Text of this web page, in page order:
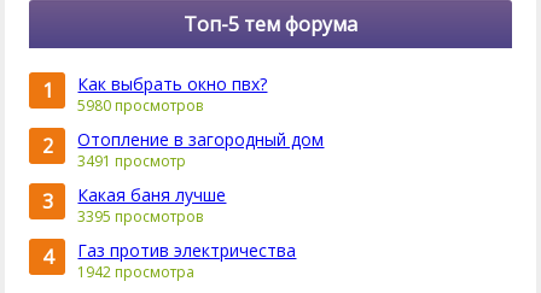
Топ-5 тем форума
1 Как выбрать окно пвх?
5980 просмотров
2 Отопление в загородный дом
3491 просмотр
3 Какая баня лучше
3395 просмотров
4 Газ против электричества
1942 просмотра